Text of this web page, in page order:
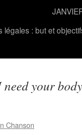
légales : but et
need your body
Chanson